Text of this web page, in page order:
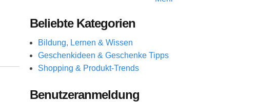
Beliebte Kategorien
Bildung, Lernen & Wissen
Geschenkideen & Geschenke Tipps
Shopping & Produkt-Trends
Benutzeranmeldung